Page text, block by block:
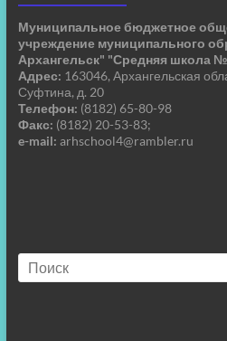
Муниципальное бюджетное
учреждение муниципального
Архангельск" "Средняя школа
Адрес: 163046, Архангельская
Суфтина, д. 20
Телефон: (8182) 65-80-98
Факс: (8182) 20-53-83;
e-mail: arhschool4@rambler.ru